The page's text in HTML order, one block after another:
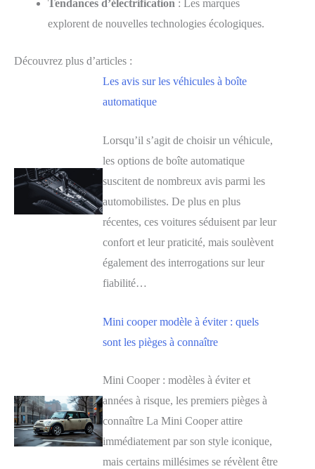
Tendances d’électrification : Les marques
explorent de nouvelles technologies écologiques.
Découvrez plus d’articles :
Les avis sur les véhicules à boîte
automatique
Lorsqu’il s’agit de choisir un véhicule,
les options de boîte automatique
suscitent de nombreux avis parmi les
automobilistes. De plus en plus
récentes, ces voitures séduisent par leur
confort et leur praticité, mais soulèvent
également des interrogations sur leur
fiabilité…
Mini cooper modèle à éviter : quels
sont les pièges à connaître
Mini Cooper : modèles à éviter et
années à risque, les premiers pièges à
connaître La Mini Cooper attire
immédiatement par son style iconique,
mais certains millésimes se révèlent être